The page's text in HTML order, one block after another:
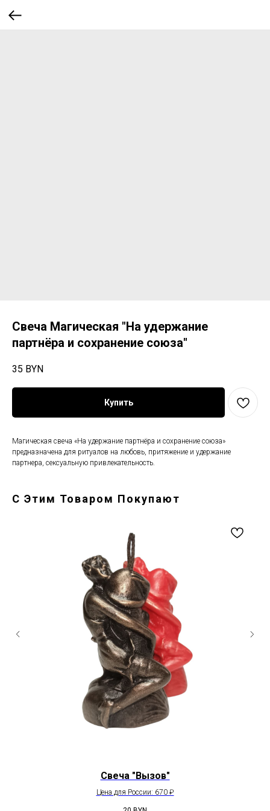
Свеча Магическая "На удержание
партнёра и сохранение союза"
35 BYN
Купить
Магическая свеча «На удержание партнёра и сохранение союза»
предназначена для ритуалов на любовь, притяжение и удержание
партнера, сексуальную привлекательность.
С Этим Товаром Покупают
Свеча "Вызов"
Цена для России: 670 ₽